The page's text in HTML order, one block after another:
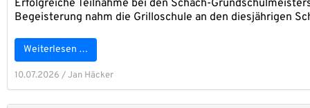
Erfolg­rei­che Teil­nah­me bei den Schach-
Begeis­te­rung nahm die Gril­lo­schu­le an den dies­jäh­ri­gen
Wei­ter­le­sen …
10.07.2026 /Jan Häcker